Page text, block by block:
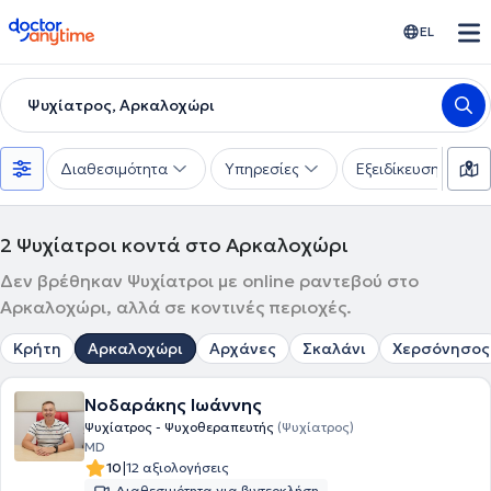
doctoranytime EL
Ψυχίατρος, Αρκαλοχώρι
Διαθεσιμότητα Υπηρεσίες Εξειδίκευση
2 Ψυχίατροι κοντά στο Αρκαλοχώρι
Δεν βρέθηκαν Ψυχίατροι με online ραντεβού στο
Αρκαλοχώρι, αλλά σε κοντινές περιοχές.
Κρήτη Αρκαλοχώρι Αρχάνες Σκαλάνι Χερσόνησος
Νοδαράκης Ιωάννης
Ψυχίατρος - Ψυχοθεραπευτής (Ψυχίατρος)
MD
10|12 αξιολογήσεις